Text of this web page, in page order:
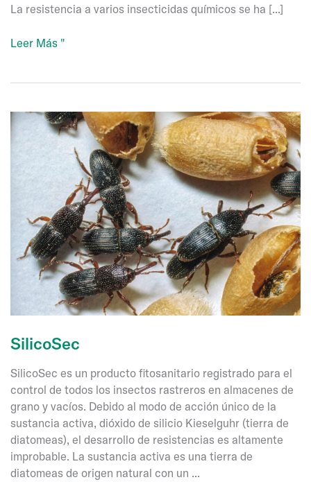
La resistencia a varios insecticidas químicos se ha [...]
Virosoft®
Leer Más "
SilicoSec
SilicoSec es un producto fitosanitario registrado para el
control de todos los insectos rastreros en almacenes de
grano y vacíos. Debido al modo de acción único de la
sustancia activa, dióxido de silicio Kieselguhr (tierra de
diatomeas), el desarrollo de resistencias es altamente
improbable. La sustancia activa es una tierra de
diatomeas de origen natural con un ...